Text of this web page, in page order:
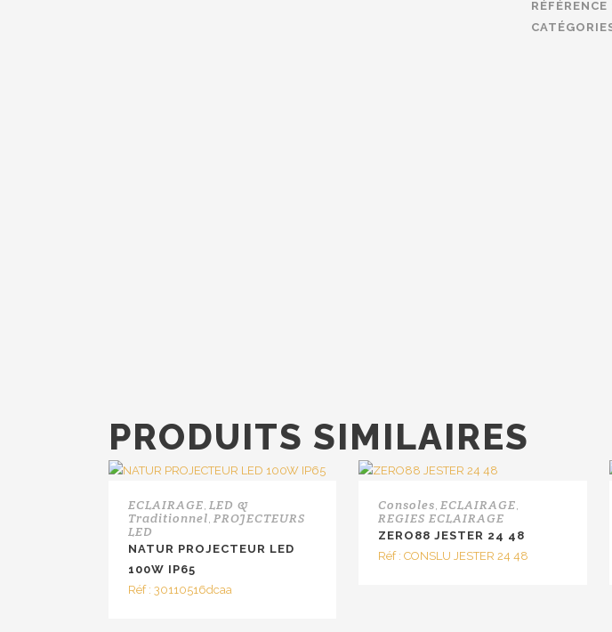
6
RÉFÉRENCE
PRODUITS SIMILAIRES
ECLAIRAGE LED &
Traditionnel PROJECTEURS
LED
NATUR PROJECTEUR LED
100W IP65
Réf : 30110516dcaa
Consoles ECLAIRAGE
REGIES ECLAIRAGE
ZERO88 JESTER 24 48
Réf : CONSLU JESTER 24 48